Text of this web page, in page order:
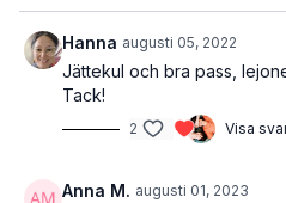
Hanna augusti 05, 2022
Jättekul och bra pass,
Tack!
2 Visa
Anna M. augusti 01, 2023